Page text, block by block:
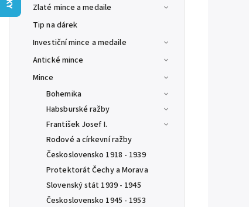
Zlaté mince a medaile
Tip na dárek
Investiční mince a medaile
Antické mince
Mince
Bohemika
Habsburské ražby
František Josef I.
Rodové a církevní ražby
Československo 1918 - 1939
Protektorát Čechy a Morava
Slovenský stát 1939 - 1945
Československo 1945 - 1953